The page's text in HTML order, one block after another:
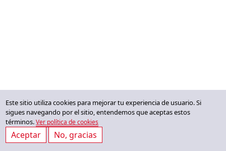
Este sitio utiliza cookies para mejorar tu experiencia de usuario. Si
sigues navegando por el sitio, entendemos que aceptas estos
términos.Ver política de cookies
Aceptar No, gracias